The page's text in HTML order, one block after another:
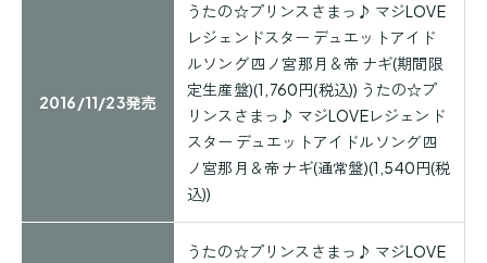
2016/11/23発売
うたの☆プリンスさまっ♪ マジLOVE
レジェンドスター デュエットアイド
ルソング 四ノ宮那月＆帝 ナギ(期間限
定生産盤)(1,760円(税込)) うたの☆プ
リンスさまっ♪ マジLOVEレジェンド
スター デュエットアイドルソング 四
ノ宮那月＆帝 ナギ(通常盤)(1,540円(税
込))
うたの☆プリンスさまっ♪ マジLOVE